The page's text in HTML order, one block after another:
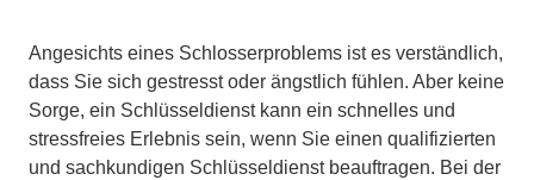
Angesichts eines Schlosserproblems ist es verständlich,
dass Sie sich gestresst oder ängstlich fühlen. Aber keine
Sorge, ein Schlüsseldienst kann ein schnelles und
stressfreies Erlebnis sein, wenn Sie einen qualifizierten
und sachkundigen Schlüsseldienst beauftragen. Bei der